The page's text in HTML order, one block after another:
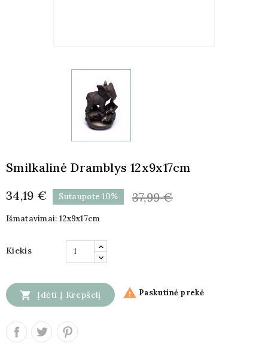
Smilkalinė Dramblys 12x9x17cm
34,19 €
Sutaupote 10% 37,99 €
Išmatavimai: 12x9x17cm
Kiekis
 Įdėti Į Krepšelį  Paskutinė prekė